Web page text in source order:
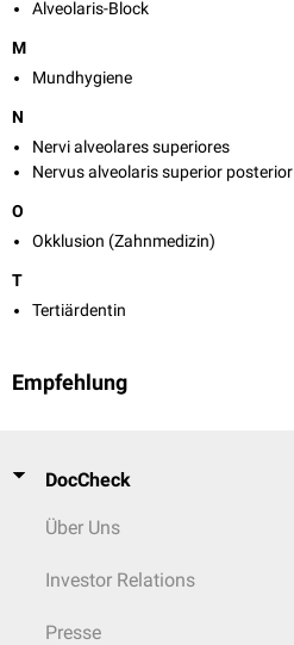
Alveolaris-Block
M
Mundhygiene
N
Nervi alveolares superiores
Nervus alveolaris superior posterior
O
Okklusion (Zahnmedizin)
T
Tertiärdentin
Empfehlung
DocCheck
Über Uns
Investor Relations
Presse